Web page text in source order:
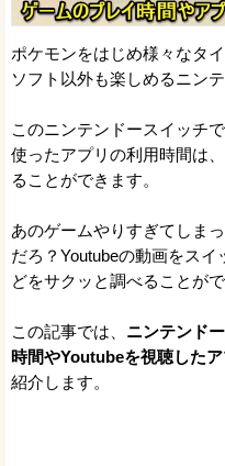
ポケモンをはじめ様々なタ
ソフト以外も楽しめるニン
このニンテンドースイッチ
使ったアプリの利用時間は
ることができます。
あのゲームやりすぎてしま
だろ？Youtubeの動画をス
どをサクッと調べることがで
この記事では、 ニンテンド
時間やYoutubeを視聴した
紹介します。